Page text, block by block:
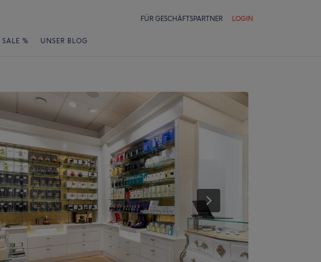
FÜR GESCHÄFTSPARTNER LOGIN
SALE % UNSER BLOG